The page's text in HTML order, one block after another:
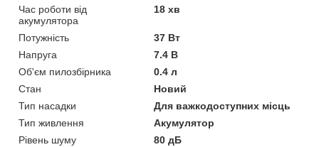
Час роботи від
акумулятора
18 хв
Потужність
37 Вт
Напруга
7.4 В
Об'єм пилозбірника
0.4 л
Стан
Новий
Тип насадки
Для важкодоступних місць
Тип живлення
Акумулятор
Рівень шуму
80 дБ